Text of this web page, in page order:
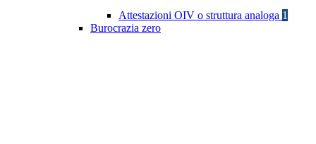
Attestazioni OIV o struttura analoga 1
Burocrazia zero